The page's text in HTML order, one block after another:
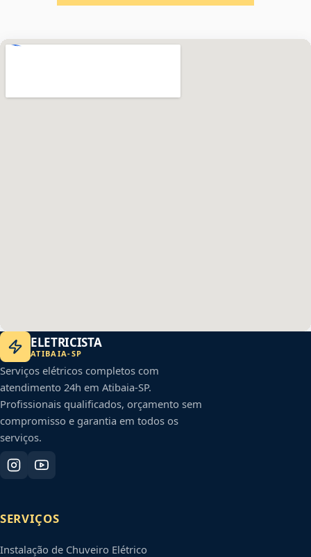
ELETRICISTA
ATIBAIA-SP
Serviços elétricos completos com
atendimento 24h em Atibaia-SP.
Profissionais qualificados, orçamento sem
compromisso e garantia em todos os
serviços.
SERVIÇOS
Instalação de Chuveiro Elétrico